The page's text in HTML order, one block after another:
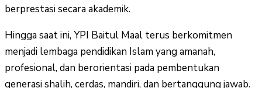
berprestasi secara akademik.
Hingga saat ini, YPI Baitul Maal terus berkomitmen
menjadi lembaga pendidikan Islam yang amanah,
profesional, dan berorientasi pada pembentukan
generasi shalih, cerdas, mandiri, dan bertanggung jawab.